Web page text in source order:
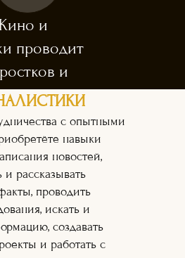
и
проводит
и
напишет свою
с опытными
навыки
новостей,
и рассказывать
проводить
искать и
создавать
и работать с